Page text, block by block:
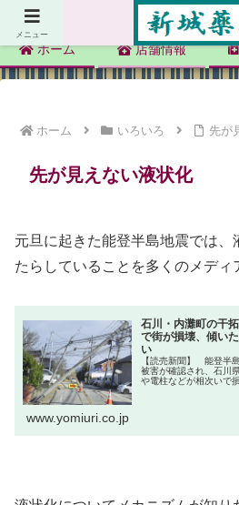
新城薬局
ホーム 店舗情報
ホーム いろいろ 先が
先が見えない液状化
元旦に起きた能登半島地震では、
たらしていることを多くのメディ
石川・内灘町の干
で街が損壊、傾い
い
【読売新聞】 能登半
被害が確認され、石川
や電柱などが相次いで
www.yomiuri.co.jp
メニュー